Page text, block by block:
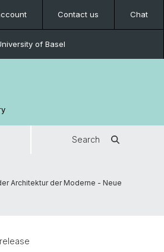
Contact us Chat
of Basel
Search
Architektur der Moderne - Neue